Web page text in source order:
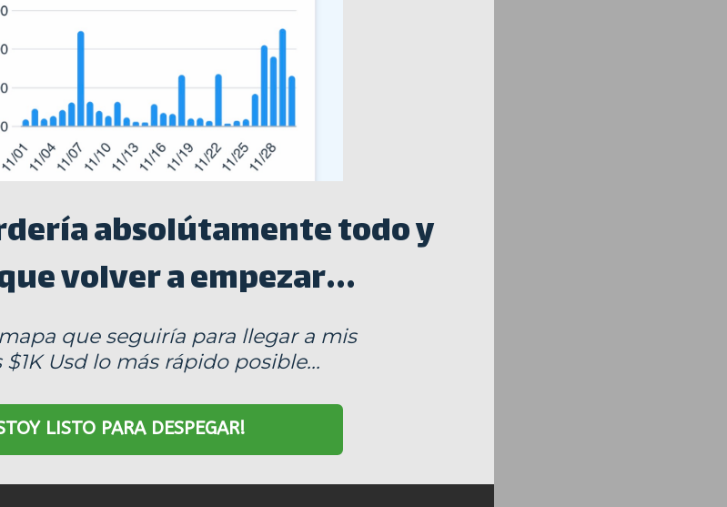
absolútamente todo y
volver a empezar...
que seguiría para llegar a mis
Usd lo más rápido posible...
LISTO PARA DESPEGAR!